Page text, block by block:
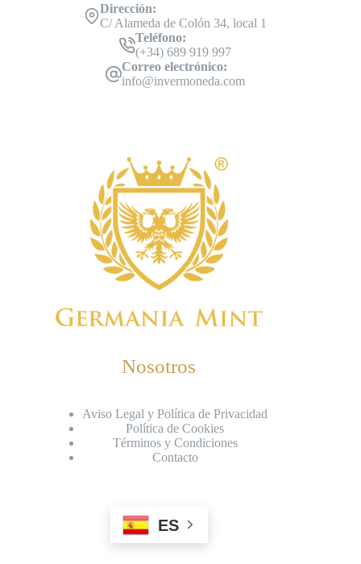
Dirección:
C/ Alameda de Colón 34, local 1
Teléfono:
(+34) 689 919 997
Correo electrónico:
info@invermoneda.com
Nosotros
Aviso Legal y Política de Privacidad
Política de Cookies
Términos y Condiciones
Contacto
ES